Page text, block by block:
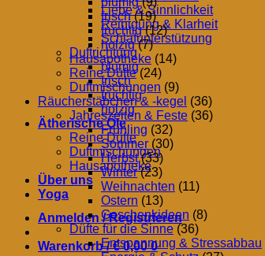
Liebe & Sinnlichkeit
Reinigung & Klarheit
Schlafunterstützung
Duftrichtung
blumig
frisch
fruchtig
holzig
Ätherische Öle
Reine Düfte
Duftmischungen
Hausapotheke
Über uns
Yoga
Anmelden / Registrieren
Warenkorb /€0,00 0
frisch (19)
fruchtig (12)
holzig (7)
Hausapotheke (14)
Reine Düfte (24)
Duftmischungen (9)
Räucherstäbchen & -kegel (36)
Jahreszeiten & Feste (36)
Frühling (32)
Sommer (30)
Herbst (33)
Winter (23)
Weihnachten (11)
Ostern (13)
Geschenkideen (8)
Düfte für die Sinne (36)
Entspannung & Stressabbau